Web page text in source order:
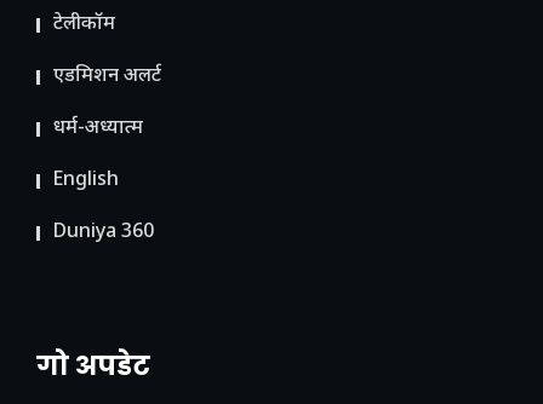
टेलीकॉम
ए​डमिशन अलर्ट
धर्म-अध्यात्म
English
Duniya 360
गो अपडेट